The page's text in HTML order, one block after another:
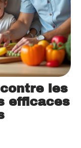
les
efficaces